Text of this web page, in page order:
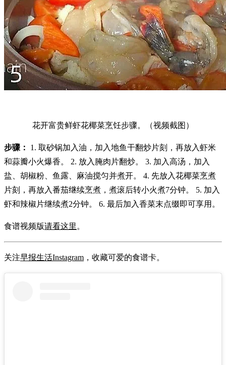
花开富贵鲜虾花椰菜烹饪步骤。（视频截图）
步骤：
1. 取砂锅加入油，加入地鱼干翻炒片刻，再放入虾米
和蒜瓣小火爆香。 2. 放入腌肉片翻炒。 3. 加入高汤，加入
盐、胡椒粉、鱼露、麻油搅匀并煮开。 4. 先放入花椰菜烹煮
片刻，再放入番茄继续烹煮，煮滚后转小火煮7分钟。 5. 加入
虾和辣椒片继续煮2分钟。 6. 最后加入香菜末点缀即可享用。
食谱视频版请看这里 。
关注早报生活Instagram ，收藏可爱的食谱卡。